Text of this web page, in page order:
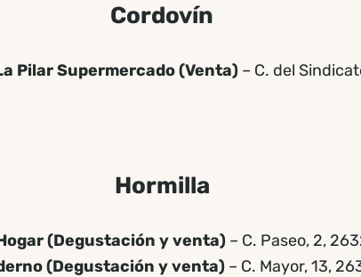
Cordovín
Pilar Supermercado (Venta) – C. del
Hormilla
(Degustación y venta)– C. Paseo, 2,
(Degustación y venta)– C. Mayor, 13,